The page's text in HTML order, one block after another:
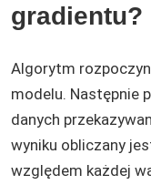
gradientu?
Algorytm
modelu. Następnie
danych
wyniku obliczany
względem każdej